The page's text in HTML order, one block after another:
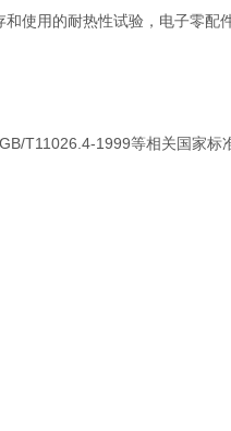
使用的耐热性试验，电子零配
T11026.4-1999等相关国家标